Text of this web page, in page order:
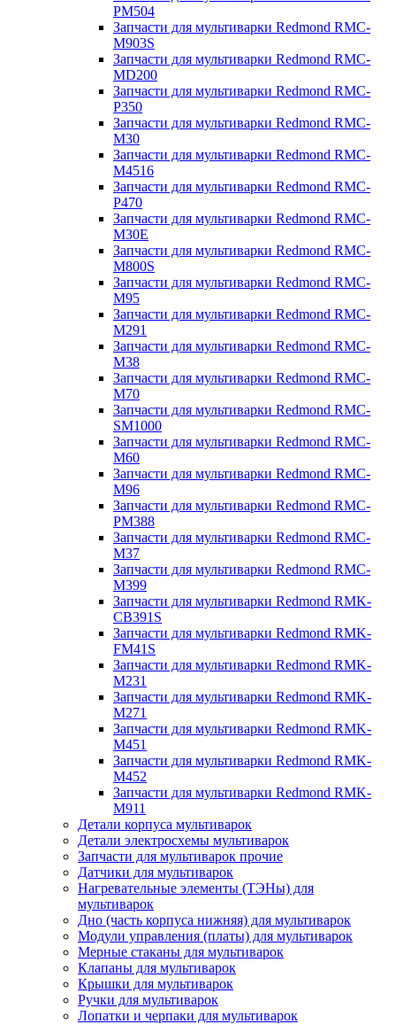
PM504
Запчасти для мультиварки Redmond RMC-
M903S
Запчасти для мультиварки Redmond RMC-
MD200
Запчасти для мультиварки Redmond RMC-
P350
Запчасти для мультиварки Redmond RMC-
M30
Запчасти для мультиварки Redmond RMC-
M4516
Запчасти для мультиварки Redmond RMC-
P470
Запчасти для мультиварки Redmond RMC-
M30E
Запчасти для мультиварки Redmond RMC-
M800S
Запчасти для мультиварки Redmond RMC-
M95
Запчасти для мультиварки Redmond RMC-
M291
Запчасти для мультиварки Redmond RMC-
M38
Запчасти для мультиварки Redmond RMC-
M70
Запчасти для мультиварки Redmond RMC-
SM1000
Запчасти для мультиварки Redmond RMC-
M60
Запчасти для мультиварки Redmond RMC-
M96
Запчасти для мультиварки Redmond RMC-
PM388
Запчасти для мультиварки Redmond RMC-
M37
Запчасти для мультиварки Redmond RMC-
M399
Запчасти для мультиварки Redmond RMK-
CB391S
Запчасти для мультиварки Redmond RMK-
FM41S
Запчасти для мультиварки Redmond RMK-
M231
Запчасти для мультиварки Redmond RMK-
M271
Запчасти для мультиварки Redmond RMK-
M451
Запчасти для мультиварки Redmond RMK-
M452
Запчасти для мультиварки Redmond RMK-
M911
Детали корпуса мультиварок
Детали электросхемы мультиварок
Запчасти для мультиварок прочие
Датчики для мультиварок
Нагревательные элементы (ТЭНы) для
мультиварок
Дно (часть корпуса нижняя) для мультиварок
Модули управления (платы) для мультиварок
Мерные стаканы для мультиварок
Клапаны для мультиварок
Крышки для мультиварок
Ручки для мультиварок
Лопатки и черпаки для мультиварок